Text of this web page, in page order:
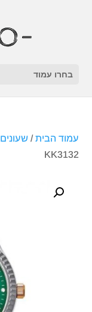
בחרו עמוד
עמוד הבית/שעונים
KK3132